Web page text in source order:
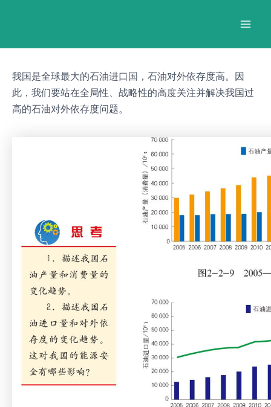
我国是全球最大的石油进口国，石油对外依存度高。因
此，我们要站在全局性、战略性的高度关注并解决我国过
高的石油对外依存度问题。